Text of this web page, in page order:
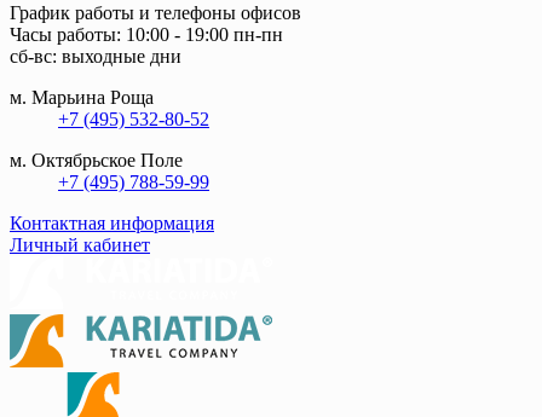
График работы и телефоны офисов
Часы работы: 10:00 - 19:00 пн-пн
сб-вс: выходные дни
м. Марьина Роща
+7 (495) 532-80-52
м. Октябрьское Поле
+7 (495) 788-59-99
Контактная информация
Личный кабинет